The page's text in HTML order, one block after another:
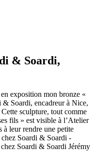
& Soardi,
exposition mon bronze «
Soardi, encadreur à Nice,
sculpture, tout comme
fils » est visible à l’Atelier
à leur rendre une petite
Soardi & Soardi -
Soardi & Soardi Jérémy